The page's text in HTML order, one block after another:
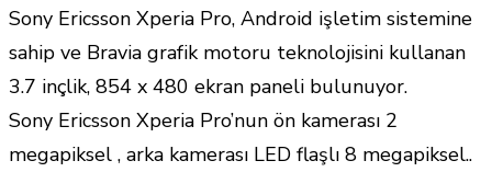
Sony Ericsson Xperia Pro, Android işletim sistemine
sahip ve Bravia grafik motoru teknolojisini kullanan
3.7 inçlik, 854 x 480 ekran paneli bulunuyor.
Sony Ericsson Xperia Pro’nun ön kamerası 2
megapiksel , arka kamerası LED flaşlı 8 megapiksel..